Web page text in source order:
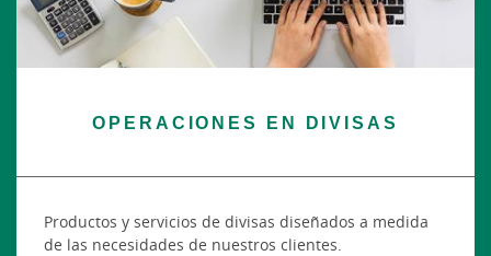
OPERACIONES EN DIVISAS
Productos y servicios de divisas diseñados a medida
de las necesidades de nuestros clientes.